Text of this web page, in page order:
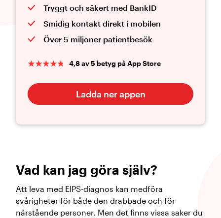
Tryggt och säkert med BankID
Smidig kontakt direkt i mobilen
Över 5 miljoner patientbesök
4,8 av 5 betyg på App Store
Ladda ner appen
Vad kan jag göra själv?
Att leva med EIPS-diagnos kan medföra
svårigheter för både den drabbade och för
närstående personer. Men det finns vissa saker du